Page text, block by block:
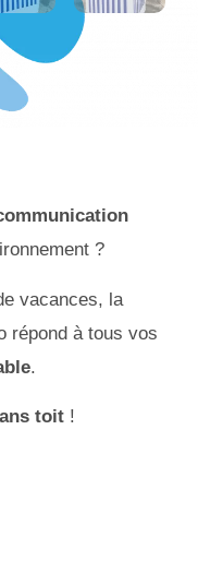
?
vacances, la
répond à tous vos
.
toit !